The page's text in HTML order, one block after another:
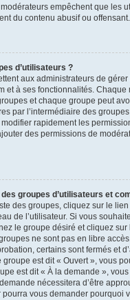
empêchent que les
du contenu abusif ou offensant.
d’utilisateurs ?
aux administrateurs de gérer
et à ses fonctionnalités.
et chaque groupe peut
par l’intermédiaire des
rapidement les
des permissions de
groupes d’utilisateurs et
des groupes, cliquez sur le lien
de l’utilisateur. Si vous
le groupe désiré et cliquez
ne sont pas en libre
certains sont fermés et
groupe est dit « Ouvert », vous
est dit « À la demande »,
nécessitera d’être
vous demander pourquoi